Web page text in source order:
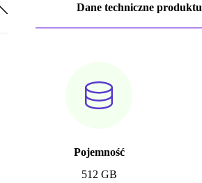
Dane techniczne produktu
Pojemność
512 GB